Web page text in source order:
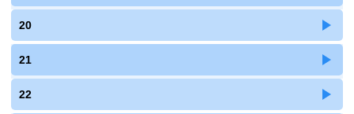
20
21
22